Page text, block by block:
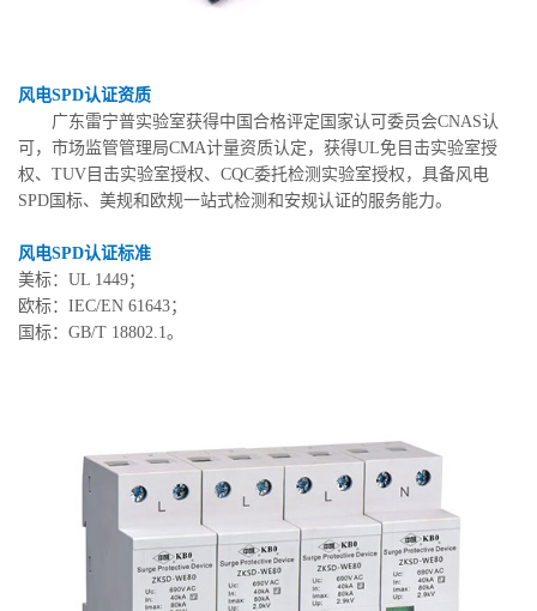
风电SPD认证资质
广东雷宁普实验室获得中国合格评定国家认可委员会CNAS认
可，市场监管管理局CMA计量资质认定，获得UL免目击实验室授
权、TUV目击实验室授权、CQC委托检测实验室授权，具备风电
SPD国标、美规和欧规一站式检测和安规认证的服务能力。
风电SPD认证标准
美标：UL 1449；
欧标：IEC/EN 61643；
国标：GB/T 18802.1。